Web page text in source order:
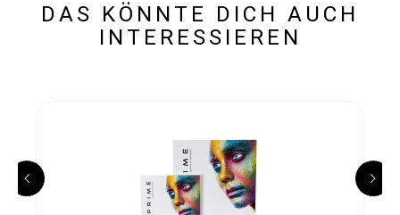
DAS KÖNNTE DICH AUCH
INTERESSIEREN